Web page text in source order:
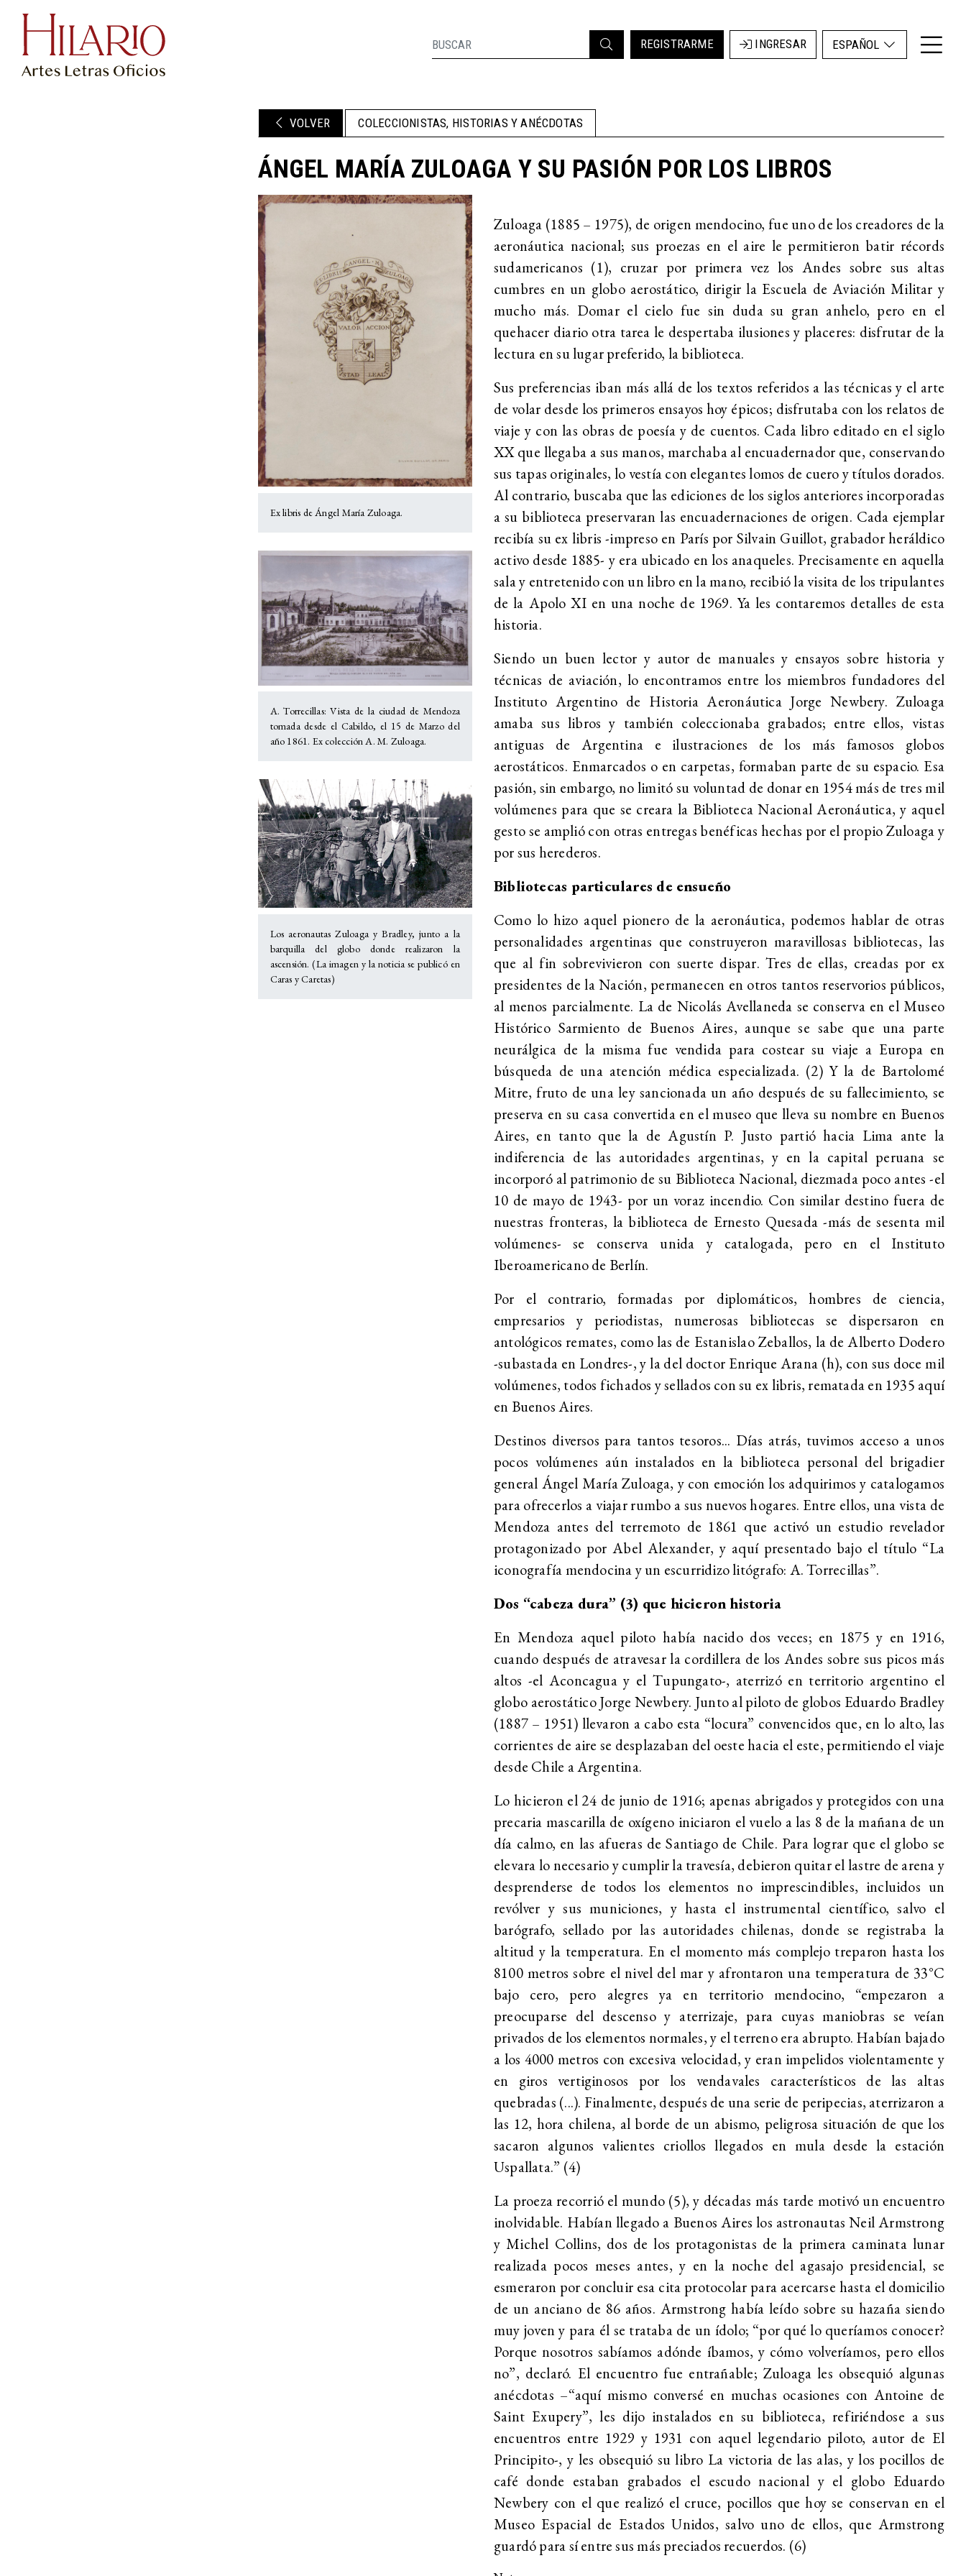
REGISTRARME INGRESAR ESPAÑOL
VOLVER COLECCIONISTAS, HISTORIAS Y ANÉCDOTAS
ÁNGEL MARÍA ZULOAGA Y SU PASIÓN POR LOS LIBROS
Ex libris de Ángel María Zuloaga.
A. Torrecillas: Vista de la ciudad de Mendoza
tomada desde el Cabildo, el 15 de Marzo del
año 1861. Ex colección A. M. Zuloaga.
Los aeronautas Zuloaga y Bradley, junto a la
barquilla del globo donde realizaron la
ascensión. (La imagen y la noticia se publicó en
Caras y Caretas)
Zuloaga (1885 – 1975), de origen mendocino, fue uno de los creadores de la
aeronáutica nacional; sus proezas en el aire le permitieron batir récords
sudamericanos (1), cruzar por primera vez los Andes sobre sus altas
cumbres en un globo aerostático, dirigir la Escuela de Aviación Militar y
mucho más. Domar el cielo fue sin duda su gran anhelo, pero en el
quehacer diario otra tarea le despertaba ilusiones y placeres: disfrutar de la
lectura en su lugar preferido, la biblioteca.
Sus preferencias iban más allá de los textos referidos a las técnicas y el arte
de volar desde los primeros ensayos hoy épicos; disfrutaba con los relatos de
viaje y con las obras de poesía y de cuentos. Cada libro editado en el siglo
XX que llegaba a sus manos, marchaba al encuadernador que, conservando
sus tapas originales, lo vestía con elegantes lomos de cuero y títulos dorados.
Al contrario, buscaba que las ediciones de los siglos anteriores incorporadas
a su biblioteca preservaran las encuadernaciones de origen. Cada ejemplar
recibía su ex libris -impreso en París por Silvain Guillot, grabador heráldico
activo desde 1885- y era ubicado en los anaqueles. Precisamente en aquella
sala y entretenido con un libro en la mano, recibió la visita de los tripulantes
de la Apolo XI en una noche de 1969. Ya les contaremos detalles de esta
historia.
Siendo un buen lector y autor de manuales y ensayos sobre historia y
técnicas de aviación, lo encontramos entre los miembros fundadores del
Instituto Argentino de Historia Aeronáutica Jorge Newbery. Zuloaga
amaba sus libros y también coleccionaba grabados; entre ellos, vistas
antiguas de Argentina e ilustraciones de los más famosos globos
aerostáticos. Enmarcados o en carpetas, formaban parte de su espacio. Esa
pasión, sin embargo, no limitó su voluntad de donar en 1954 más de tres mil
volúmenes para que se creara la Biblioteca Nacional Aeronáutica, y aquel
gesto se amplió con otras entregas benéficas hechas por el propio Zuloaga y
por sus herederos.
Bibliotecas particulares de ensueño
Como lo hizo aquel pionero de la aeronáutica, podemos hablar de otras
personalidades argentinas que construyeron maravillosas bibliotecas, las
que al fin sobrevivieron con suerte dispar. Tres de ellas, creadas por ex
presidentes de la Nación, permanecen en otros tantos reservorios públicos,
al menos parcialmente. La de Nicolás Avellaneda se conserva en el Museo
Histórico Sarmiento de Buenos Aires, aunque se sabe que una parte
neurálgica de la misma fue vendida para costear su viaje a Europa en
búsqueda de una atención médica especializada. (2) Y la de Bartolomé
Mitre, fruto de una ley sancionada un año después de su fallecimiento, se
preserva en su casa convertida en el museo que lleva su nombre en Buenos
Aires, en tanto que la de Agustín P. Justo partió hacia Lima ante la
indiferencia de las autoridades argentinas, y en la capital peruana se
incorporó al patrimonio de su Biblioteca Nacional, diezmada poco antes -el
10 de mayo de 1943- por un voraz incendio. Con similar destino fuera de
nuestras fronteras, la biblioteca de Ernesto Quesada -más de sesenta mil
volúmenes- se conserva unida y catalogada, pero en el Instituto
Iberoamericano de Berlín.
Por el contrario, formadas por diplomáticos, hombres de ciencia,
empresarios y periodistas, numerosas bibliotecas se dispersaron en
antológicos remates, como las de Estanislao Zeballos, la de Alberto Dodero
-subastada en Londres-, y la del doctor Enrique Arana (h), con sus doce mil
volúmenes, todos fichados y sellados con su ex libris, rematada en 1935 aquí
en Buenos Aires.
Destinos diversos para tantos tesoros... Días atrás, tuvimos acceso a unos
pocos volúmenes aún instalados en la biblioteca personal del brigadier
general Ángel María Zuloaga, y con emoción los adquirimos y catalogamos
para ofrecerlos a viajar rumbo a sus nuevos hogares. Entre ellos, una vista de
Mendoza antes del terremoto de 1861 que activó un estudio revelador
protagonizado por Abel Alexander, y aquí presentado bajo el título “La
iconografía mendocina y un escurridizo litógrafo: A. Torrecillas”.
Dos “cabeza dura” (3) que hicieron historia
En Mendoza aquel piloto había nacido dos veces; en 1875 y en 1916,
cuando después de atravesar la cordillera de los Andes sobre sus picos más
altos -el Aconcagua y el Tupungato-, aterrizó en territorio argentino el
globo aerostático Jorge Newbery. Junto al piloto de globos Eduardo Bradley
(1887 – 1951) llevaron a cabo esta “locura” convencidos que, en lo alto, las
corrientes de aire se desplazaban del oeste hacia el este, permitiendo el viaje
desde Chile a Argentina.
Lo hicieron el 24 de junio de 1916; apenas abrigados y protegidos con una
precaria mascarilla de oxígeno iniciaron el vuelo a las 8 de la mañana de un
día calmo, en las afueras de Santiago de Chile. Para lograr que el globo se
elevara lo necesario y cumplir la travesía, debieron quitar el lastre de arena y
desprenderse de todos los elementos no imprescindibles, incluidos un
revólver y sus municiones, y hasta el instrumental científico, salvo el
barógrafo, sellado por las autoridades chilenas, donde se registraba la
altitud y la temperatura. En el momento más complejo treparon hasta los
8100 metros sobre el nivel del mar y afrontaron una temperatura de 33°C
bajo cero, pero alegres ya en territorio mendocino, “empezaron a
preocuparse del descenso y aterrizaje, para cuyas maniobras se veían
privados de los elementos normales, y el terreno era abrupto. Habían bajado
a los 4000 metros con excesiva velocidad, y eran impelidos violentamente y
en giros vertiginosos por los vendavales característicos de las altas
quebradas (...). Finalmente, después de una serie de peripecias, aterrizaron a
las 12, hora chilena, al borde de un abismo, peligrosa situación de que los
sacaron algunos valientes criollos llegados en mula desde la estación
Uspallata.” (4)
La proeza recorrió el mundo (5), y décadas más tarde motivó un encuentro
inolvidable. Habían llegado a Buenos Aires los astronautas Neil Armstrong
y Michel Collins, dos de los protagonistas de la primera caminata lunar
realizada pocos meses antes, y en la noche del agasajo presidencial, se
esmeraron por concluir esa cita protocolar para acercarse hasta el domicilio
de un anciano de 86 años. Armstrong había leído sobre su hazaña siendo
muy joven y para él se trataba de un ídolo; “por qué lo queríamos conocer?
Porque nosotros sabíamos adónde íbamos, y cómo volveríamos, pero ellos
no”, declaró. El encuentro fue entrañable; Zuloaga les obsequió algunas
anécdotas –“aquí mismo conversé en muchas ocasiones con Antoine de
Saint Exupery”, les dijo instalados en su biblioteca, refiriéndose a sus
encuentros entre 1929 y 1931 con aquel legendario piloto, autor de El
Principito-, y les obsequió su libro La victoria de las alas, y los pocillos de
café donde estaban grabados el escudo nacional y el globo Eduardo
Newbery con el que realizó el cruce, pocillos que hoy se conservan en el
Museo Espacial de Estados Unidos, salvo uno de ellos, que Armstrong
guardó para sí entre sus más preciados recuerdos. (6)